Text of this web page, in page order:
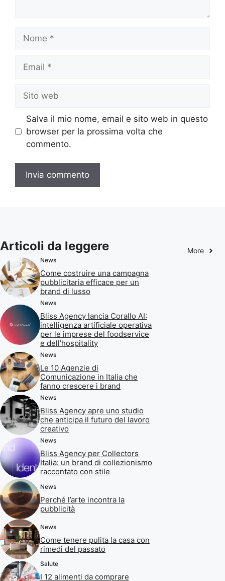
web
Salva il mio nome, email e sito web in questo
browser per la prossima volta che
commento.
Articoli da leggere More
News
Come costruire una campagna
pubblicitaria efficace per un
brand di lusso
News
Bliss Agency lancia Corallo AI:
intelligenza artificiale operativa
per le imprese del foodservice
e dell’hospitality
News
Le 10 Agenzie di
Comunicazione in Italia che
fanno crescere i brand
News
Bliss Agency apre uno studio
che anticipa il futuro del lavoro
creativo
News
Bliss Agency per Collectors
Italia: un brand di collezionismo
raccontato con stile
News
Perché l’arte incontra la
pubblicità
News
Come tenere pulita la casa con
rimedi del passato
Salute
I 12 alimenti da comprare